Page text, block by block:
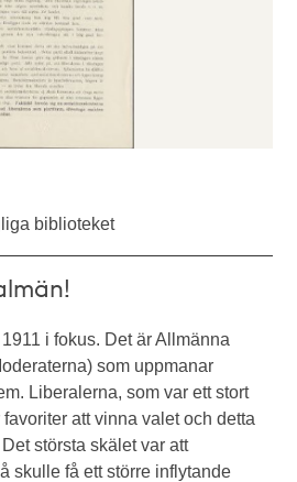
biblioteket
i fokus. Det är Allmänna
som uppmanar
Liberalerna, som var ett stort
att vinna valet och detta
största skälet var att
skulle få ett större inflytande